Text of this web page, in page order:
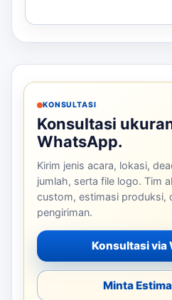
KONSULTASI
Konsultasi
WhatsApp.
Kirim jenis acara, lokasi,
jumlah, serta file logo. Tim
custom, estimasi produksi,
pengiriman.
Konsultasi via
Minta